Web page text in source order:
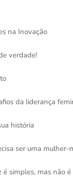
na Inovação
verdade!
da liderança
história
ser uma mulher-
é simples, mas não